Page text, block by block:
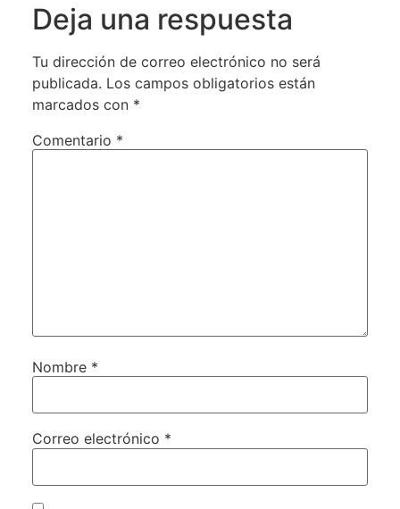
Deja una respuesta
Tu dirección de correo electrónico no será
publicada. Los campos obligatorios están
marcados con *
Comentario *
Nombre *
Correo electrónico *